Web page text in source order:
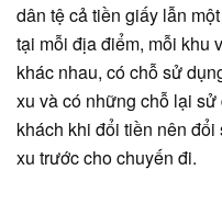
dân tệ cả tiền giấy lẫn
tại mỗi địa điểm, mỗi khu
khác nhau, có chỗ sử
xu và có những chỗ lại
khách khi đổi tiền nên
xu trước cho chuyến đi.